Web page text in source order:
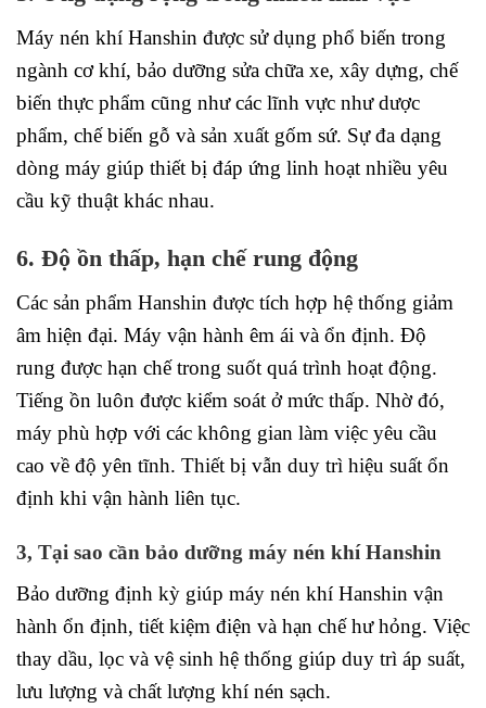
Máy nén khí Hanshin được sử dụng phổ biến trong
ngành cơ khí, bảo dưỡng sửa chữa xe, xây dựng, chế
biến thực phẩm cũng như các lĩnh vực như dược
phẩm, chế biến gỗ và sản xuất gốm sứ. Sự đa dạng
dòng máy giúp thiết bị đáp ứng linh hoạt nhiều yêu
cầu kỹ thuật khác nhau.
6. Độ ồn thấp, hạn chế rung động
Các sản phẩm Hanshin được tích hợp hệ thống giảm
âm hiện đại. Máy vận hành êm ái và ổn định. Độ
rung được hạn chế trong suốt quá trình hoạt động.
Tiếng ồn luôn được kiểm soát ở mức thấp. Nhờ đó,
máy phù hợp với các không gian làm việc yêu cầu
cao về độ yên tĩnh. Thiết bị vẫn duy trì hiệu suất ổn
định khi vận hành liên tục.
3, Tại sao cần bảo dưỡng máy nén khí Hanshin
Bảo dưỡng định kỳ giúp máy nén khí Hanshin vận
hành ổn định, tiết kiệm điện và hạn chế hư hỏng. Việc
thay dầu, lọc và vệ sinh hệ thống giúp duy trì áp suất,
lưu lượng và chất lượng khí nén sạch.